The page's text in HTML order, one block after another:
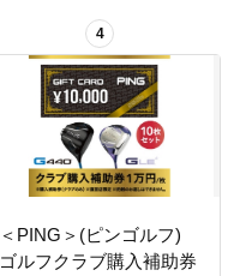
4
＜PING＞(ピンゴルフ)
ゴルフクラブ購入補助券